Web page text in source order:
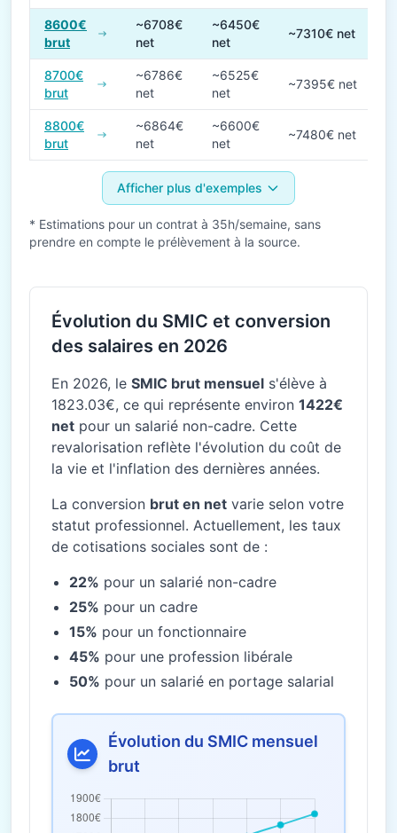
8600€
brut
~6708€
net
~6450€
net
~7310€ net
8700€
brut
~6786€
net
~6525€
net
~7395€ net
8800€
brut
~6864€
net
~6600€
net
~7480€ net
Afficher plus d'exemples
* Estimations pour un contrat à 35h/semaine, sans
prendre en compte le prélèvement à la source.
Évolution du SMIC et conversion
des salaires en 2026
En 2026, le SMIC brut mensuel s'élève à
1823.03€, ce qui représente environ 1422€
net pour un salarié non-cadre. Cette
revalorisation reflète l'évolution du coût de
la vie et l'inflation des dernières années.
La conversion brut en net varie selon votre
statut professionnel. Actuellement, les taux
de cotisations sociales sont de :
22% pour un salarié non-cadre
25% pour un cadre
15% pour un fonctionnaire
45% pour une profession libérale
50% pour un salarié en portage salarial
Évolution du SMIC mensuel
brut